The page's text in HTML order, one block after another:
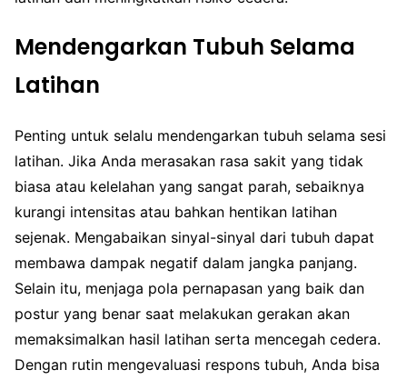
Mendengarkan Tubuh Selama
Latihan
Penting untuk selalu mendengarkan tubuh selama sesi
latihan. Jika Anda merasakan rasa sakit yang tidak
biasa atau kelelahan yang sangat parah, sebaiknya
kurangi intensitas atau bahkan hentikan latihan
sejenak. Mengabaikan sinyal-sinyal dari tubuh dapat
membawa dampak negatif dalam jangka panjang.
Selain itu, menjaga pola pernapasan yang baik dan
postur yang benar saat melakukan gerakan akan
memaksimalkan hasil latihan serta mencegah cedera.
Dengan rutin mengevaluasi respons tubuh, Anda bisa